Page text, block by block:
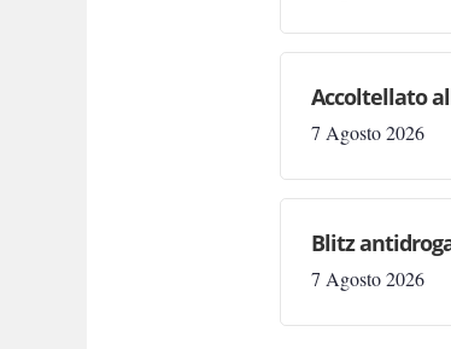
Accoltellato
7 Agosto 2026
Blitz
7 Agosto 2026